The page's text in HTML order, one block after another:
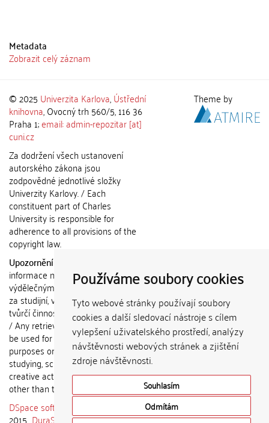
Používáme soubory cookies
Tyto webové stránky používají soubory
cookies a další sledovací nástroje s cílem
vylepšení uživatelského prostředí, analýzy
návštěvnosti webových stránek a zjištění
zdroje návštěvnosti.
Souhlasím
Odmítám
Metadata
Zobrazit celý záznam
© 2025 Univerzita Karlova,Ústřední
knihovna, Ovocný trh 560/5, 116 36
Praha 1;email: admin-repozitar [at]
cuni.cz
Za dodržení všech ustanovení
autorského zákona jsou
zodpovědné jednotlivé složky
Univerzity Karlovy. / Each
constituent part of Charles
University is responsible for
adherence to all provisions of the
copyright law.
Upozornění / Notice:
informace nemohou být použity k
výdělečným účelům nebo vydávány
za studijní, vědeckou nebo jinou
tvůrčí činnost jiné osoby než autora.
/ Any retrieved information shall not
be used for any commercial
purposes or claimed as results of
studying, scientific or any other
creative activities of any person
other than the author.
DSpace software
copyright © 2002-
2015 DuraSpace
Theme by